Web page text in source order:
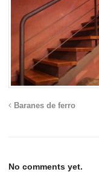
Baranes de ferro
No comments yet.